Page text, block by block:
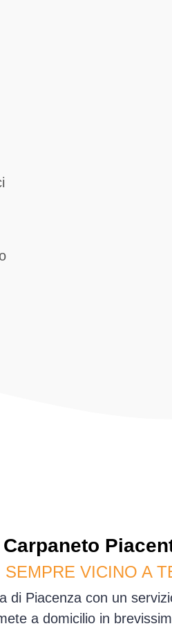
Carpaneto
VICINO A
Piacenza con un
a domicilio in